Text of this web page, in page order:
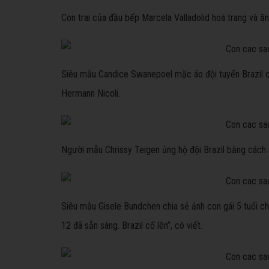
Con trai của đầu bếp Marcela Valladolid hoá trang và
Siêu mẫu Candice Swanepoel mặc áo đội tuyển Brazil
Hermann Nicoli.
Người mẫu Chrissy Teigen ủng hộ đội Brazil bằng
Siêu mẫu Gisele Bundchen chia sẻ ảnh con gái 5 tuổi
12 đã sẵn sàng. Brazil cố lên”, cô viết.